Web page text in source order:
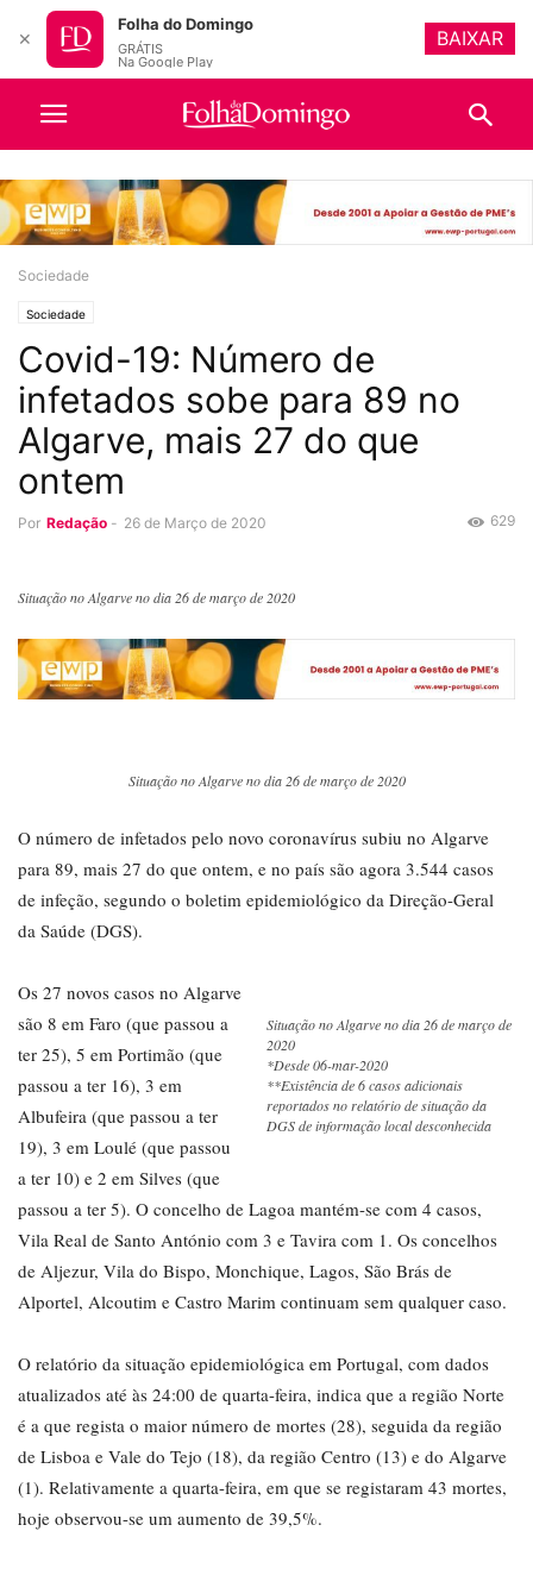
Sociedade
Sociedade
Covid-19: Número de
infetados sobe para 89 no
Algarve, mais 27 do que
ontem
Por Redação - 26 de Março de 2020 629
Situação no Algarve no dia 26 de março de 2020
Situação no Algarve no dia 26 de março de 2020
O número de infetados pelo novo coronavírus subiu no Algarve
para 89, mais 27 do que ontem, e no país são agora 3.544 casos
de infeção, segundo o boletim epidemiológico da Direção-Geral
da Saúde (DGS).
Situação no Algarve no dia 26 de março de
2020
*Desde 06-mar-2020
**Existência de 6 casos adicionais
reportados no relatório de situação da
DGS de informação local desconhecida
Os 27 novos casos no Algarve
são 8 em Faro (que passou a
ter 25), 5 em Portimão (que
passou a ter 16), 3 em
Albufeira (que passou a ter
19), 3 em Loulé (que passou
a ter 10) e 2 em Silves (que
passou a ter 5). O concelho de Lagoa mantém-se com 4 casos,
Vila Real de Santo António com 3 e Tavira com 1. Os concelhos
de Aljezur, Vila do Bispo, Monchique, Lagos, São Brás de
Alportel, Alcoutim e Castro Marim continuam sem qualquer caso.
O relatório da situação epidemiológica em Portugal, com dados
atualizados até às 24:00 de quarta-feira, indica que a região Norte
é a que regista o maior número de mortes (28), seguida da região
de Lisboa e Vale do Tejo (18), da região Centro (13) e do Algarve
(1). Relativamente a quarta-feira, em que se registaram 43 mortes,
hoje observou-se um aumento de 39,5%.
✕
Folha do Domingo
GRÁTIS
Na Google Play
BAIXAR